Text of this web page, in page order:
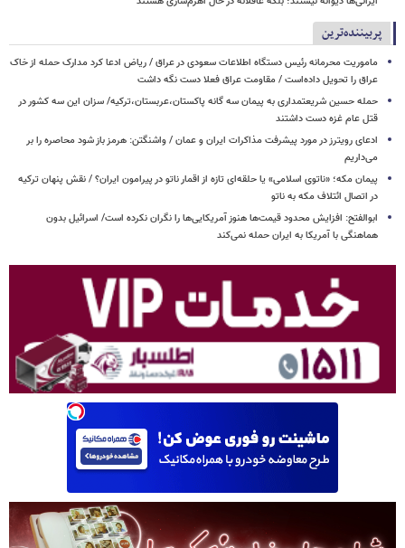
پربیننده‌ترین
ماموریت محرمانه رئیس دستگاه اطلاعات سعودی در عراق / ریاض ادعا کرد مدارک حمله از خاک
عراق را تحویل داده‌است / مقاومت عراق فعلا دست نگه داشت
حمله حسین شریعتمداری به پیمان سه گانه پاکستان،عربستان،ترکیه/ سزان این سه کشور در
قتل عام غزه دست داشتند
ادعای رویترز در مورد پیشرفت مذاکرات ایران و عمان / واشنگتن: هرمز باز شود محاصره را بر
می‌داریم
پیمان مکه؛ «ناتوی اسلامی» یا حلقه‌ای تازه از اقمار ناتو در پیرامون ایران؟ / نقش پنهان ترکیه
در اتصال ائتلاف مکه به ناتو
ابوالفتح: افزایش محدود قیمت‌ها هنوز آمریکایی‌ها را نگران نکرده است/ اسرائیل بدون
هماهنگی با آمریکا به ایران حمله نمی‌کند